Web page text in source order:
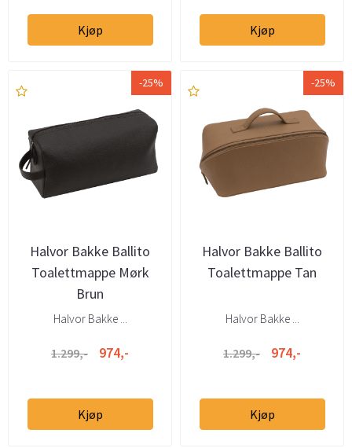
Kjøp Kjøp
-25%
Halvor Bakke Ballito
Toalettmappe Mørk
Brun
Halvor Bakke ...
1.299,- 974,-
Kjøp
-25%
Halvor Bakke Ballito
Toalettmappe Tan
Halvor Bakke ...
1.299,- 974,-
Kjøp